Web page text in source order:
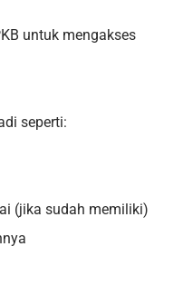
untuk mengakses
seperti:
(jika sudah memiliki)